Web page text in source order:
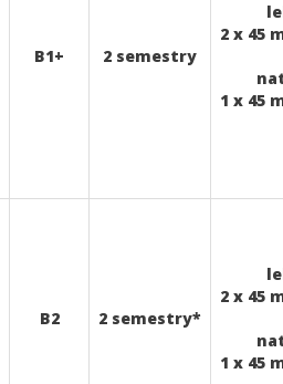
B1+ 2 semestry
2 x 45
1 x 45
B2 2 semestry*
2 x 45
1 x 45